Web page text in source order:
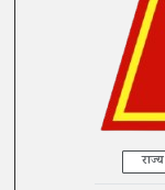
राज्य